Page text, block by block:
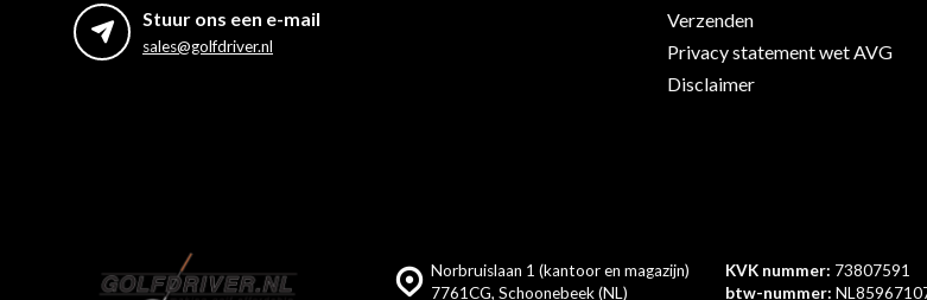
Stuur ons een e-mail
sales@golfdriver.nl
Verzenden
Privacy statement wet AVG
Disclaimer
Norbruislaan 1 (kantoor en magazijn)
7761CG, Schoonebeek (NL)
KVK nummer: 73807591
btw-nummer: